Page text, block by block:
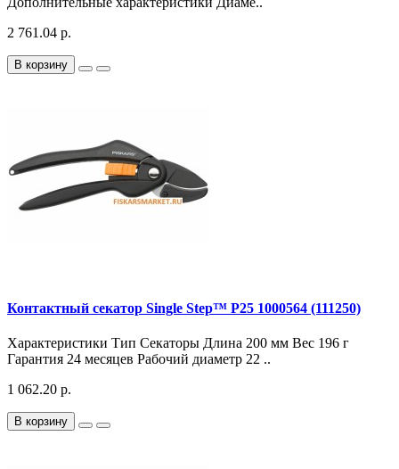
2 761.04 р.
В корзину
Контактный секатор Single Step™ P25 1000564 (111250)
Характеристики Тип Секаторы Длина 200 мм Вес 196 г
Гарантия 24 месяцев Рабочий диаметр 22 ..
1 062.20 р.
В корзину